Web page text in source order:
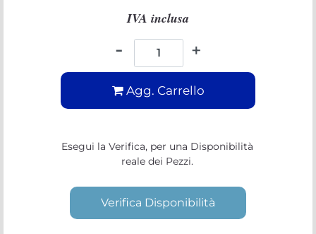
IVA inclusa
Quantità
Agg. Carrello
Esegui la Verifica, per una Disponibilità
reale dei Pezzi.
Verifica Disponibilità